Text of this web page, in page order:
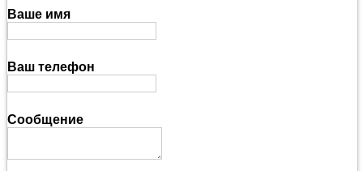
Ваше имя
Ваш телефон
Сообщение